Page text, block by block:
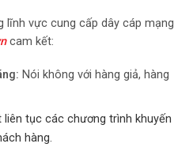
lĩnh vực cung cấp dây cáp mạng
cam kết:
Nói không với hàng giả, hàng
liên tục các chương trình khuyến
hàng.